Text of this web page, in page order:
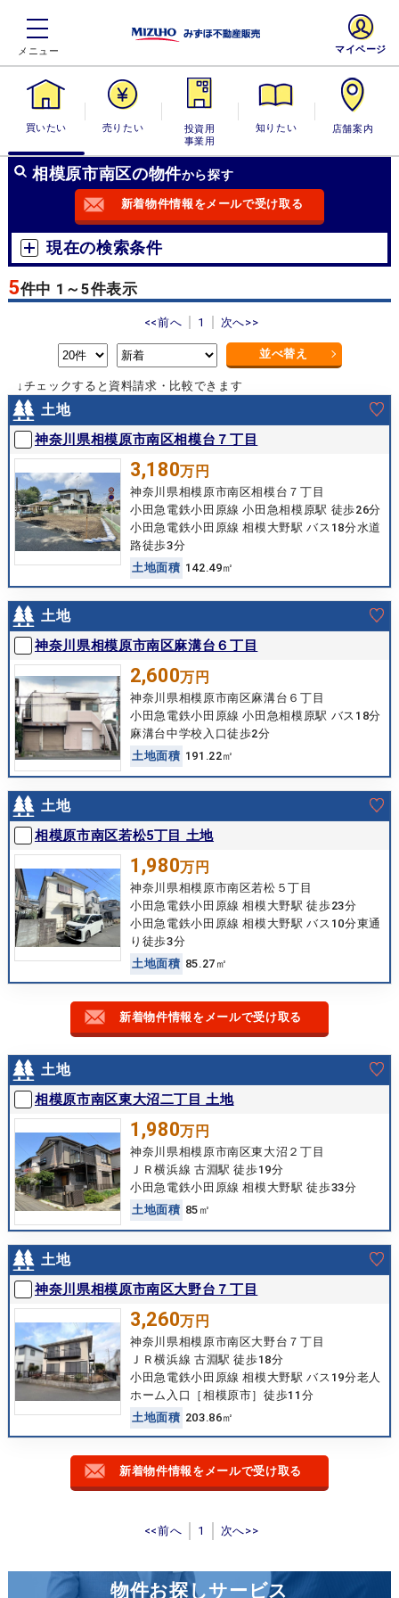
買いたい 売りたい
投資用・事業
用
知りたい 店舗案内
マイページ
相模原市南区の物件から探す
新着物件情報をメールで受け取る
現在の検索条件
5件中 1～5件表示
<<前へ 1 次へ>>
並べ替え
↓チェックすると資料請求・比較できます
土地
神奈川県相模原市南区相模台７丁目
3,180万円
神奈川県相模原市南区相模台７丁目
小田急電鉄小田原線 小田急相模原駅 徒歩26分
小田急電鉄小田原線 相模大野駅 バス18分水道
路徒歩3分
土地面積 142.49㎡
土地
神奈川県相模原市南区麻溝台６丁目
2,600万円
神奈川県相模原市南区麻溝台６丁目
小田急電鉄小田原線 小田急相模原駅 バス18分
麻溝台中学校入口徒歩2分
土地面積 191.22㎡
土地
相模原市南区若松5丁目 土地
1,980万円
神奈川県相模原市南区若松５丁目
小田急電鉄小田原線 相模大野駅 徒歩23分
小田急電鉄小田原線 相模大野駅 バス10分東通
り徒歩3分
土地面積 85.27㎡
新着物件情報をメールで受け取る
土地
相模原市南区東大沼二丁目 土地
1,980万円
神奈川県相模原市南区東大沼２丁目
ＪＲ横浜線 古淵駅 徒歩19分
小田急電鉄小田原線 相模大野駅 徒歩33分
土地面積 85㎡
土地
神奈川県相模原市南区大野台７丁目
3,260万円
神奈川県相模原市南区大野台７丁目
ＪＲ横浜線 古淵駅 徒歩18分
小田急電鉄小田原線 相模大野駅 バス19分老人
ホーム入口［相模原市］徒歩11分
土地面積 203.86㎡
新着物件情報をメールで受け取る
<<前へ 1 次へ>>
物件お探しサービス